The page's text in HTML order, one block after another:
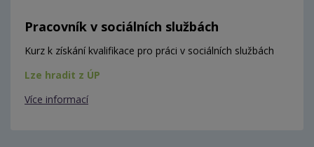
Pracovník v sociálních službách
Kurz k získání kvalifikace pro práci v sociálních službách
Lze hradit z ÚP
Více informací